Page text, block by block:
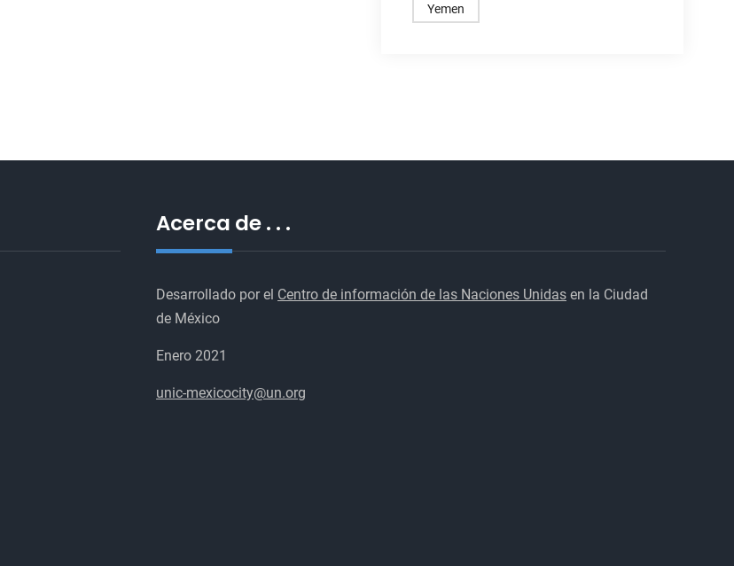
Yemen
Acerca de . . .
Desarrollado por el Centro de información de las Naciones Unidas en la Ciudad
de México
Enero 2021
unic-mexicocity@un.org